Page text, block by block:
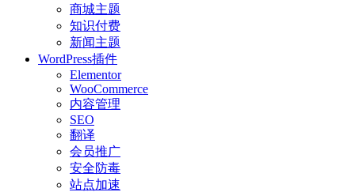
商城主题
知识付费
新闻主题
WordPress插件
Elementor
WooCommerce
内容管理
SEO
翻译
会员推广
安全防毒
站点加速